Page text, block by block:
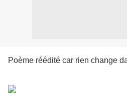
Poème réédité car rien change